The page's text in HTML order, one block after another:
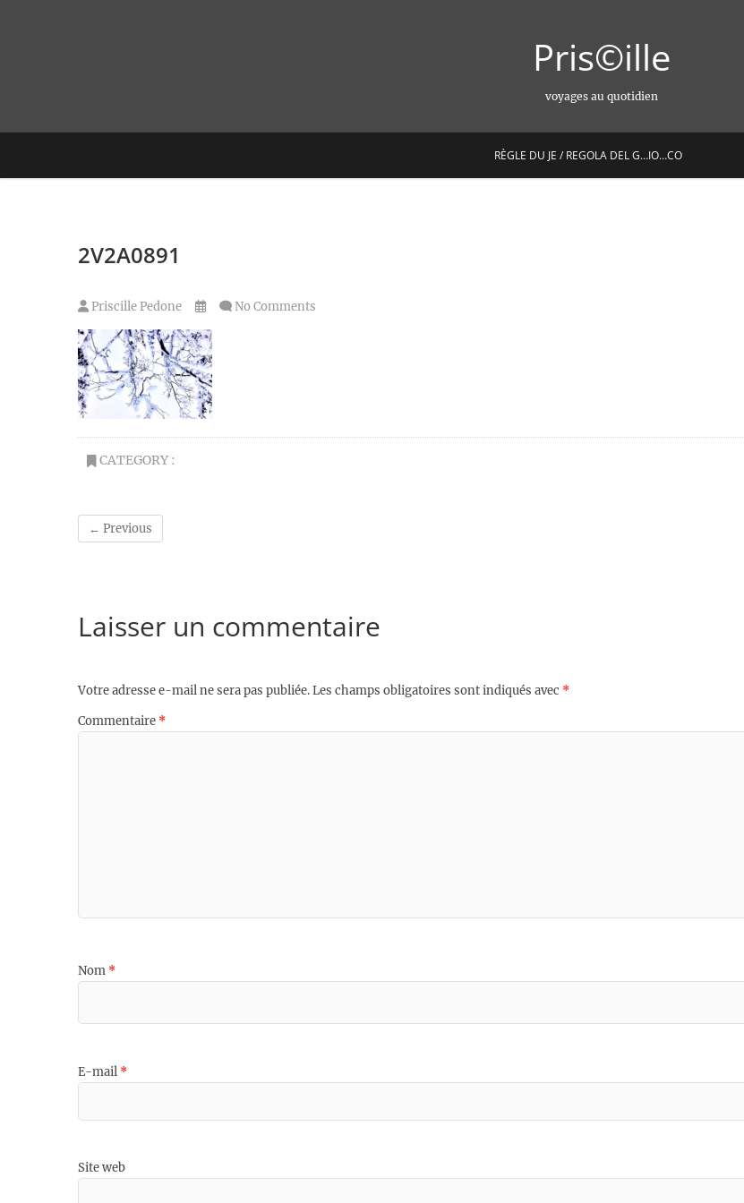
Pris©ille
voyages au quotidien
RÈGLE DU JE / REGOLA DEL G…IO…CO
2V2A0891
Priscille Pedone No Comments
CATEGORY :
← Previous
Laisser un commentaire
Votre adresse e-mail ne sera pas publiée.Les champs obligatoires sont indiqués avec *
Commentaire *
Nom *
E-mail *
Site web